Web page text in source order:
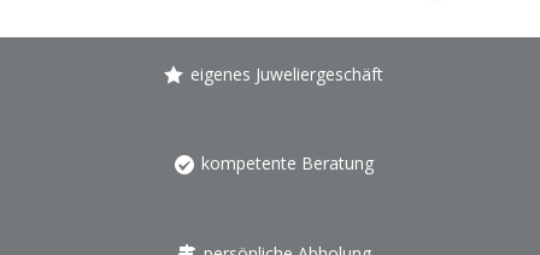
eigenes Juweliergeschäft
kompetente Beratung